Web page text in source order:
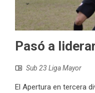
Pasó a
Sub 23 Liga Mayor
El Apertura en tercera